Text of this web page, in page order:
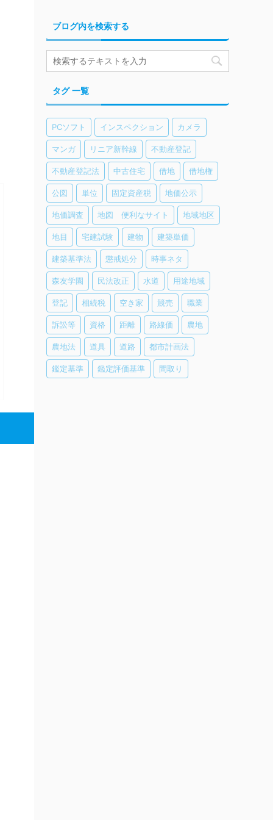
ブログ内を検索する
タグ 一覧
PCソフト インスペクション カメラ
マンガ リニア新幹線 不動産登記
不動産登記法 中古住宅 借地 借地権
公図 単位 固定資産税 地価公示
地価調査 地図 便利なサイト 地域地区
地目 宅建試験 建物 建築単価
建築基準法 懲戒処分 時事ネタ
森友学園 民法改正 水道 用途地域
登記 相続税 空き家 競売 職業
訴訟等 資格 距離 路線価 農地
農地法 道具 道路 都市計画法
鑑定基準 鑑定評価基準 間取り